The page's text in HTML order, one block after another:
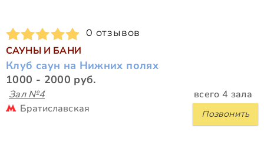
0 отзывов
САУНЫ И БАНИ
Клуб саун на Нижних полях
1000 - 2000 руб.
Зал №4 всего 4 зала
Позвонить
Братиславская